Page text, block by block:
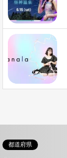
都道府県